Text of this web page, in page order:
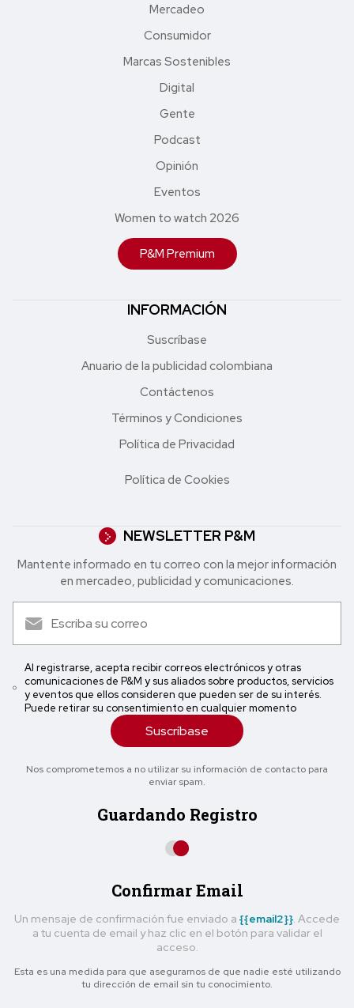
Mercadeo
Consumidor
Marcas Sostenibles
Digital
Gente
Podcast
Opinión
Eventos
Women to watch 2026
P&M Premium
INFORMACIÓN
Suscríbase
Anuario de la publicidad colombiana
Contáctenos
Términos y Condiciones
Política de Privacidad
Política de Cookies
NEWSLETTER P&M
Mantente informado en tu correo con la mejor in formación
en mercadeo, publicidad y comunicaciones.
Al registrarse, acepta recibir correos electrónicos y otras
comunicaciones de P&M y sus aliados sobre productos, servicios
y eventos que ellos consideren que pueden ser de su interés.
Puede retirar su consentimiento en cualquier momento
Suscríbase
Nos comprometemos a no utilizar su información de contacto para
enviar spam.
Guardando Registro
Confirmar Email
Un mensaje de confirmación fue enviado a {{email2}}. Accede
a tu cuenta de email y haz clic en el botón para validar el
acceso.
Esta es una medida para que asegurarnos de que nadie esté utilizando
tu dirección de email sin tu conocimiento.